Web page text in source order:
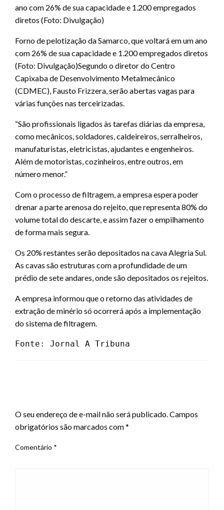
Forno de pelotização da Samarco, que voltará em um ano
com 26% de sua capacidade e 1.200 empregados diretos
(Foto: Divulgação)Segundo o diretor do Centro
Capixaba de Desenvolvimento Metalmecânico
(CDMEC), Fausto Frizzera, serão abertas vagas para
várias funções nas terceirizadas.
“São profissionais ligados às tarefas diárias da empresa,
como mecânicos, soldadores, caldeireiros, serralheiros,
manufaturistas, eletricistas, ajudantes e engenheiros.
Além de motoristas, cozinheiros, entre outros, em
número menor.”
Com o processo de filtragem, a empresa espera poder
drenar a parte arenosa do rejeito, que representa 80% do
volume total do descarte, e assim fazer o empilhamento
de forma mais segura.
Os 20% restantes serão depositados na cava Alegria Sul.
As cavas são estruturas com a profundidade de um
prédio de sete andares, onde são depositados os rejeitos.
A empresa informou que o retorno das atividades de
extração de minério só ocorrerá após a implementação
do sistema de filtragem.
Fonte: Jornal A Tribuna
O seu endereço de e-mail não será publicado.Campos
obrigatórios são marcados com*
Comentário *